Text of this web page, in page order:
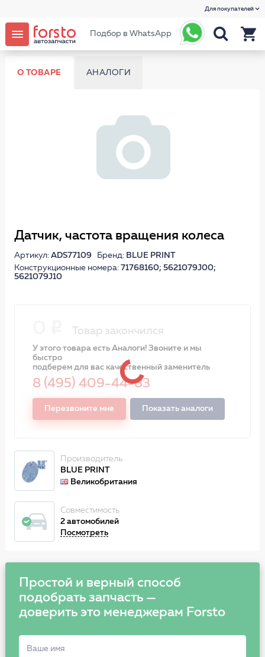
Для покупателей
Подбор в WhatsApp
О ТОВАРЕ АНАЛОГИ
Датчик, частота вращения колеса
Артикул: ADS77109Бренд: BLUE PRINT
Конструкционные номера: 71768160; 5621079J00;
5621079J10
Товар закончился
У этого товара есть Аналоги! Звоните и мы
быстро
подберем для вас качественный заменитель
8 (495) 409-44-83
Перезвоните мне Показать аналоги
Производитель
BLUE PRINT
Великобритания
Совместимость
2 автомобилей
Посмотреть
Простой и верный способ
подобрать запчасть —
доверить это менеджерам Forsto